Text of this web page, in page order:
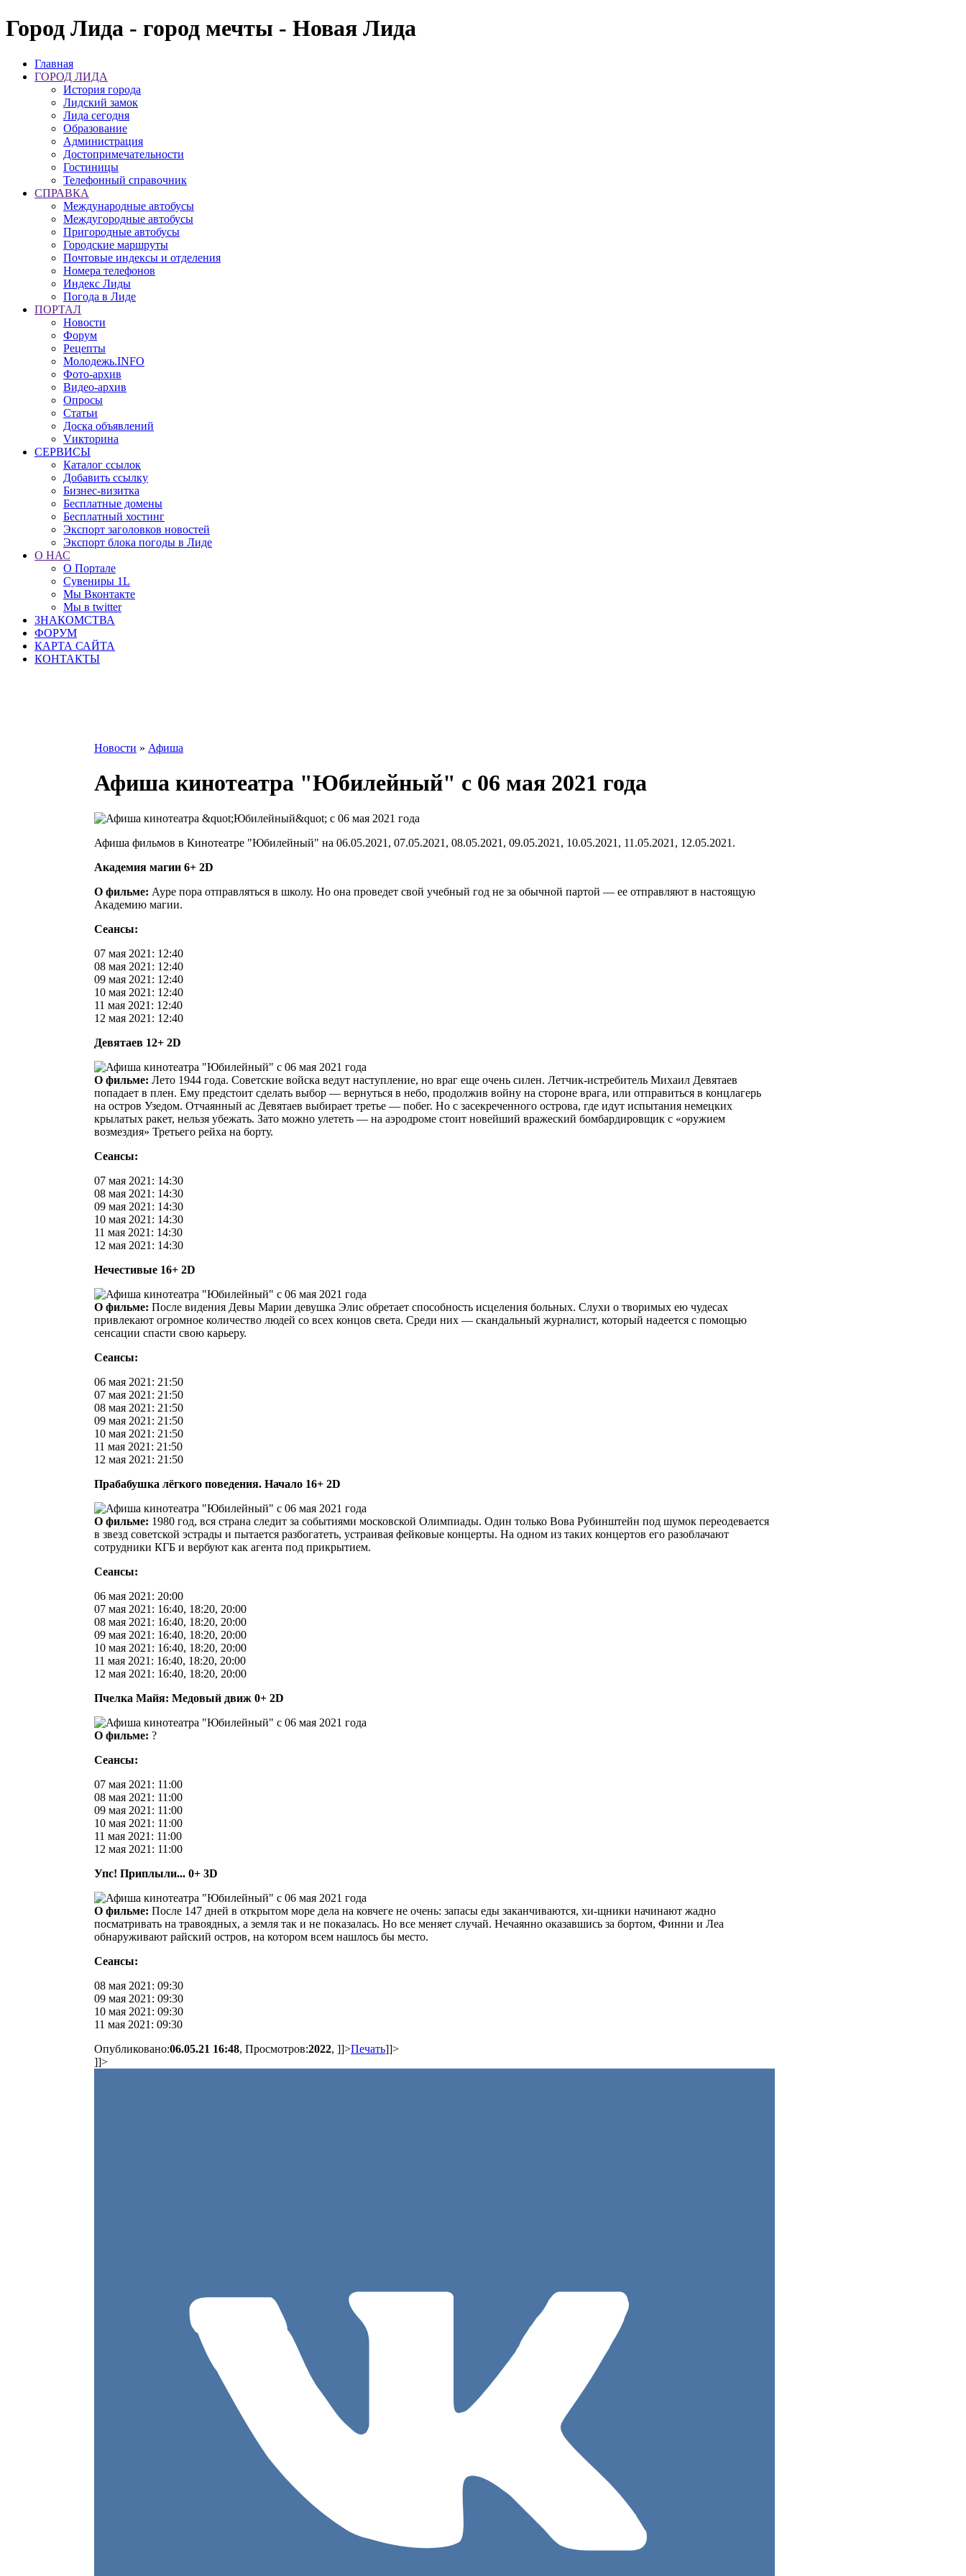
Город Лида - город мечты - Новая Лида
Главная
ГОРОД ЛИДА
История города
Лидский замок
Лида сегодня
Образование
Администрация
Достопримечательности
Гостиницы
Телефонный справочник
СПРАВКА
Международные автобусы
Междугородные автобусы
Пригородные автобусы
Городские маршруты
Почтовые индексы и отделения
Номера телефонов
Индекс Лиды
Погода в Лиде
ПОРТАЛ
Новости
Форум
Рецепты
Молодежь.INFO
Фото-архив
Видео-архив
Опросы
Статьи
Доска объявлений
Vикторина
СЕРВИСЫ
Каталог ссылок
Добавить ссылку
Бизнес-визитка
Бесплатные домены
Бесплатный хостинг
Экспорт заголовков новостей
Экспорт блока погоды в Лиде
О НАС
О Портале
Сувениры 1L
Мы Вконтакте
Мы в twitter
ЗНАКОМСТВА
ФОРУМ
КАРТА САЙТА
КОНТАКТЫ
Новости » Афиша
Афиша кинотеатра "Юбилейный" c 06 мая 2021 года
Афиша фильмов в Кинотеатре "Юбилейный" на 06.05.2021, 07.05.2021, 08.05.2021, 09.05.2021, 10.05.2021, 11.05.2021, 12.05.2021.
Академия магии 6+ 2D
О фильме: Ауре пора отправляться в школу. Но она проведет свой учебный год не за обычной партой — ее отправляют в настоящую
Академию магии.
Сеансы:
07 мая 2021: 12:40
08 мая 2021: 12:40
09 мая 2021: 12:40
10 мая 2021: 12:40
11 мая 2021: 12:40
12 мая 2021: 12:40
Девятаев 12+ 2D
О фильме: Лето 1944 года. Советские войска ведут наступление, но враг еще очень силен. Летчик-истребитель Михаил Девятаев
попадает в плен. Ему предстоит сделать выбор — вернуться в небо, продолжив войну на стороне врага, или отправиться в концлагерь
на остров Узедом. Отчаянный ас Девятаев выбирает третье — побег. Но с засекреченного острова, где идут испытания немецких
крылатых ракет, нельзя убежать. Зато можно улететь — на аэродроме стоит новейший вражеский бомбардировщик с «оружием
возмездия» Третьего рейха на борту.
Сеансы:
07 мая 2021: 14:30
08 мая 2021: 14:30
09 мая 2021: 14:30
10 мая 2021: 14:30
11 мая 2021: 14:30
12 мая 2021: 14:30
Нечестивые 16+ 2D
О фильме: После видения Девы Марии девушка Элис обретает способность исцеления больных. Слухи о творимых ею чудесах
привлекают огромное количество людей со всех концов света. Среди них — скандальный журналист, который надеется с помощью
сенсации спасти свою карьеру.
Сеансы:
06 мая 2021: 21:50
07 мая 2021: 21:50
08 мая 2021: 21:50
09 мая 2021: 21:50
10 мая 2021: 21:50
11 мая 2021: 21:50
12 мая 2021: 21:50
Прабабушка лёгкого поведения. Начало 16+ 2D
О фильме: 1980 год, вся страна следит за событиями московской Олимпиады. Один только Вова Рубинштейн под шумок переодевается
в звезд советской эстрады и пытается разбогатеть, устраивая фейковые концерты. На одном из таких концертов его разоблачают
сотрудники КГБ и вербуют как агента под прикрытием.
Сеансы:
06 мая 2021: 20:00
07 мая 2021: 16:40, 18:20, 20:00
08 мая 2021: 16:40, 18:20, 20:00
09 мая 2021: 16:40, 18:20, 20:00
10 мая 2021: 16:40, 18:20, 20:00
11 мая 2021: 16:40, 18:20, 20:00
12 мая 2021: 16:40, 18:20, 20:00
Пчелка Майя: Медовый движ 0+ 2D
О фильме: ?
Сеансы:
07 мая 2021: 11:00
08 мая 2021: 11:00
09 мая 2021: 11:00
10 мая 2021: 11:00
11 мая 2021: 11:00
12 мая 2021: 11:00
Упс! Приплыли... 0+ 3D
О фильме: После 147 дней в открытом море дела на ковчеге не очень: запасы еды заканчиваются, хи-щники начинают жадно
посматривать на травоядных, а земля так и не показалась. Но все меняет случай. Нечаянно оказавшись за бортом, Финни и Леа
обнаруживают райский остров, на котором всем нашлось бы место.
Сеансы:
08 мая 2021: 09:30
09 мая 2021: 09:30
10 мая 2021: 09:30
11 мая 2021: 09:30
Опубликовано:06.05.21 16:48, Просмотров:2022, ]]>Печать]]>
]]>